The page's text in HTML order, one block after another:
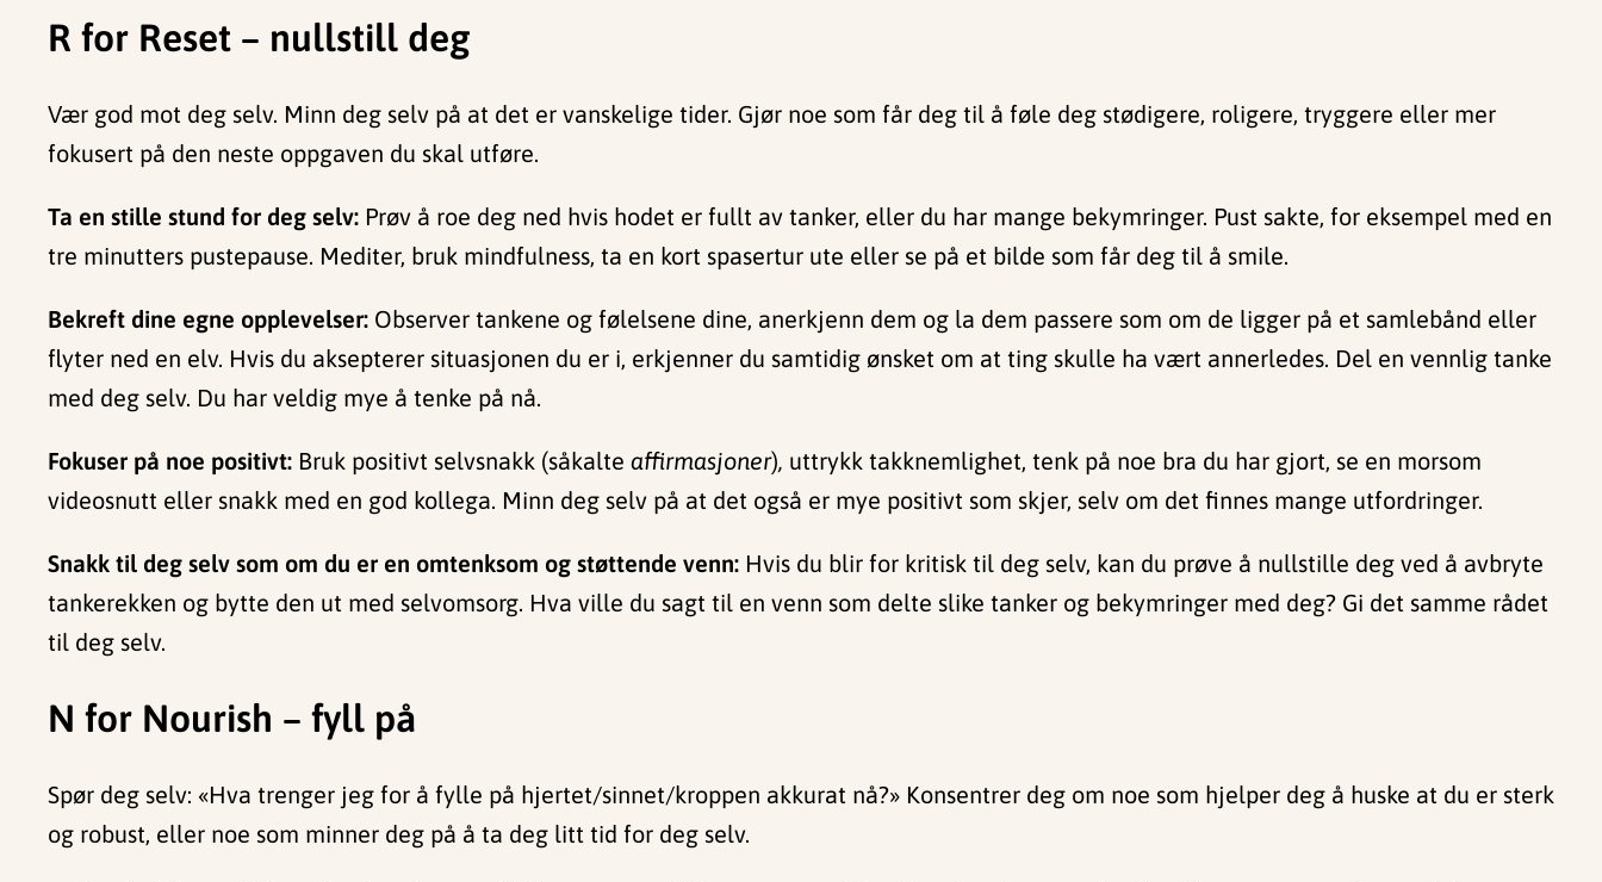
R for Reset – nullstill deg
Vær god mot deg selv. Minn deg selv på at det er vanskelige tider. Gjør noe som får deg til å føle deg stødigere, roligere, tryggere eller mer
fokusert på den neste oppgaven du skal utføre.
Ta en stille stund for deg selv: Prøv å roe deg ned hvis hodet er fullt av tanker, eller du har mange bekymringer. Pust sakte, for eksempel med en
tre minutters pustepause. Mediter, bruk mindfulness, ta en kort spasertur ute eller se på et bilde som får deg til å smile.
Bekreft dine egne opplevelser: Observer tankene og følelsene dine, anerkjenn dem og la dem passere som om de ligger på et samlebånd eller
flyter ned en elv. Hvis du aksepterer situasjonen du er i, erkjenner du samtidig ønsket om at ting skulle ha vært annerledes. Del en vennlig tanke
med deg selv. Du har veldig mye å tenke på nå.
Fokuser på noe positivt: Bruk positivt selvsnakk (såkalte affirmasjoner), uttrykk takknemlighet, tenk på noe bra du har gjort, se en morsom
videosnutt eller snakk med en god kollega. Minn deg selv på at det også er mye positivt som skjer, selv om det finnes mange utfordringer.
Snakk til deg selv som om du er en omtenksom og støttende venn: Hvis du blir for kritisk til deg selv, kan du prøve å nullstille deg ved å avbryte
tankerekken og bytte den ut med selvomsorg. Hva ville du sagt til en venn som delte slike tanker og bekymringer med deg? Gi det samme rådet
til deg selv.
N for Nourish – fyll på
Spør deg selv: «Hva trenger jeg for å fylle på hjertet/sinnet/kroppen akkurat nå?» Konsentrer deg om noe som hjelper deg å huske at du er sterk
og robust, eller noe som minner deg på å ta deg litt tid for deg selv.